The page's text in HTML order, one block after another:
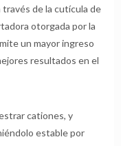
de la cutícula de
otorgada por la
un mayor ingreso
resultados en el
cationes, y
estable por